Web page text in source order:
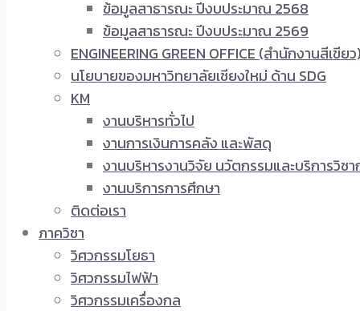
ข้อมูลสาธารณะ ปีงบประมาณ 2568
ข้อมูลสาธารณะ ปีงบประมาณ 2569
ENGINEERING GREEN OFFICE (สำนักงานสีเขีย
นโยบายของมหาวิทยาลัยเชียงใหม่ ด้าน SDG
KM
งานบริหารทั่วไป
งานการเงินการคลัง และพัสดุ
งานบริหารงานวิจัย นวัตกรรมและบริการวิชา
งานบริการการศึกษา
ติดต่อเรา
ภาควิชา
วิศวกรรมโยธา
วิศวกรรมไฟฟ้า
วิศวกรรมเครื่องกล